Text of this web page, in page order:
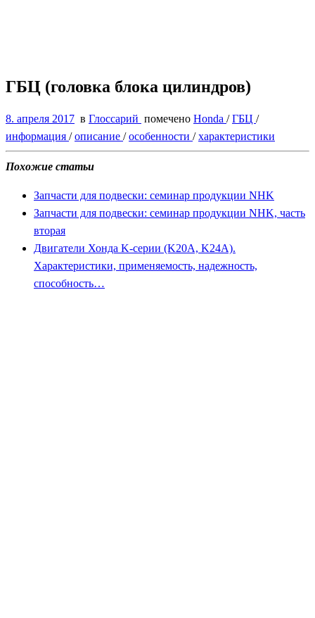
ГБЦ (головка блока цилиндров)
8. апреля 2017 в Глоссарий помечено Honda /ГБЦ /
информация /описание /особенности /характеристики
Похожие статьи
Запчасти для подвески: семинар продукции NHK
Запчасти для подвески: семинар продукции NHK, часть
вторая
Двигатели Хонда K-серии (K20A, K24A).
Характеристики, применяемость, надежность,
способность…